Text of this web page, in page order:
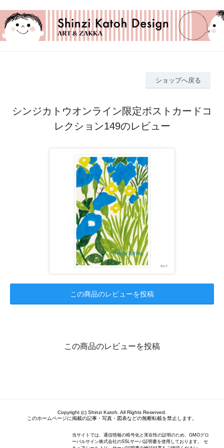
ショップへ戻る
シンジカトウオンライン限定ポストカードコ
レクション149のレビュー
この商品のレビューを投稿
この商品のレビューを投稿
Copyright (c) Shinzi Katoh. All Rights Reserved.
このホームページに掲載の記事・写真・図表などの無断転載を禁止します。
当サイトでは、通信情報の暗号化と実在性の証明のため、GMOグロ
ーバルサイン株式会社のSSLサーバ証明書を使用しております。 セ